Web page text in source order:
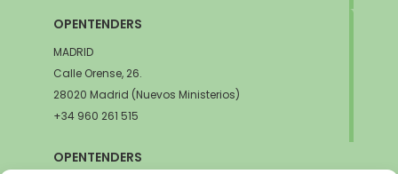
OPENTENDERS
MADRID
Calle Orense, 26.
28020 Madrid (Nuevos Ministerios)
+34 960 261 515
OPENTENDERS